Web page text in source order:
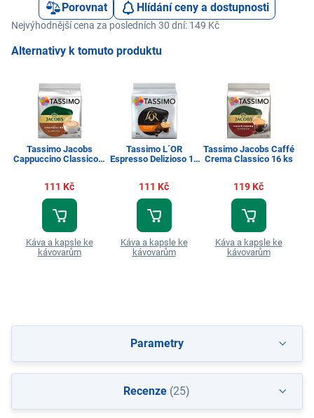
Porovnat Hlídání ceny a dostupnosti
Nejvýhodnější cena za posledních 30 dní: 149 Kč
Alternativy k tomuto produktu
Tassimo Jacobs
Cappuccino Classico 8
111 Kč
Káva a kapsle ke
kávovarům
Tassimo L´OR
Espresso Delizioso 16
111 Kč
Káva a kapsle ke
kávovarům
Tassimo Jacobs Caffé
Crema Classico 16 ks
119 Kč
Káva a kapsle ke
kávovarům
Parametry
Recenze (25)